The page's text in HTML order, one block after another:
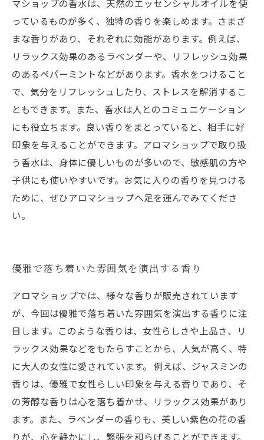
マショップの香水は、天然のエッセンシャルオイルを使
っているものが多く、独特の香りを楽しめます。さまざ
まな香りがあり、それぞれに効能があります。例えば、
リラックス効果のあるラベンダーや、リフレッシュ効果
のあるペパーミントなどがあります。香水をつけること
で、気分をリフレッシュしたり、ストレスを解消するこ
ともできます。また、香水は人とのコミュニケーション
にも役立ちます。良い香りをまとっていると、相手に好
印象を与えることができます。アロマショップで取り扱
う香水は、身体に優しいものが多いので、敏感肌の方や
子供にも使いやすいです。お気に入りの香りを見つける
ために、ぜひアロマショップへ足を運んでみてくださ
い。
優雅で落ち着いた雰囲気を演出する香り
アロマショップでは、様々な香りが販売されています
が、今回は優雅で落ち着いた雰囲気を演出する香りに注
目します。このような香りは、女性らしさや上品さ、リ
ラックス効果などをもたらすことから、人気が高く、特
に大人の女性に愛されています。 例えば、ジャスミンの
香りは、優雅で女性らしい印象を与える香りであり、そ
の芳醇な香りは心を落ち着かせ、リラックス効果があり
ます。また、ラベンダーの香りも、美しい紫色の花の香
りが、心を静かにし、緊張を和らげることができます。